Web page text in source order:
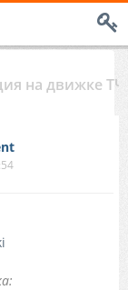
на движке ТЧ